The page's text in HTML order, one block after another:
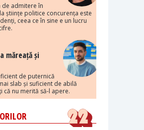
admitere în
științe politice concurența este
ceea ce în sine e un lucru
măreață și
de puternică
slab și suficient de abilă
că nu merită să-l apere.